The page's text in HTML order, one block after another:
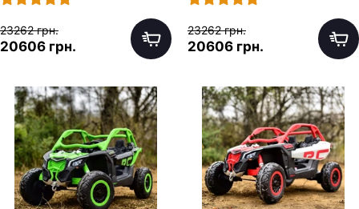
23262 грн.
20606 грн.
23262 грн.
20606 грн.